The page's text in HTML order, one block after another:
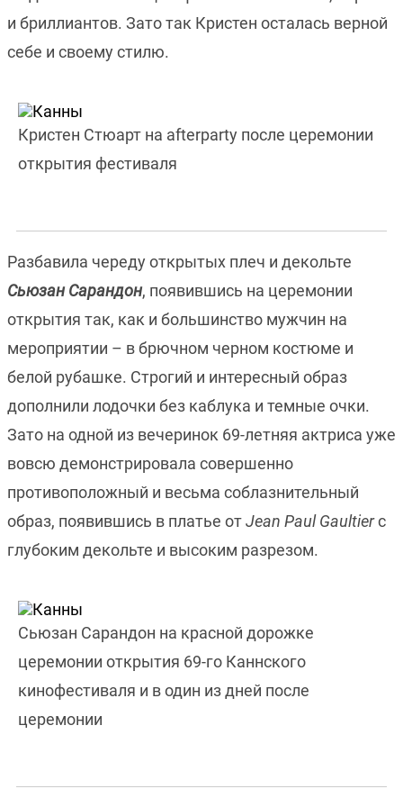
и бриллиантов. Зато так Кристен осталась верной
себе и своему стилю.
Кристен Стюарт на afterparty после церемонии
открытия фестиваля
Разбавила череду открытых плеч и декольте
Сьюзан Сарандон, появившись на церемонии
открытия так, как и большинство мужчин на
мероприятии – в брючном черном костюме и
белой рубашке. Строгий и интересный образ
дополнили лодочки без каблука и темные очки.
Зато на одной из вечеринок 69-летняя актриса уже
вовсю демонстрировала совершенно
противоположный и весьма соблазнительный
образ, появившись в платье отJean Paul Gaultierс
глубоким декольте и высоким разрезом.
Сьюзан Сарандон на красной дорожке
церемонии открытия 69-го Каннского
кинофестиваля и в один из дней после
церемонии